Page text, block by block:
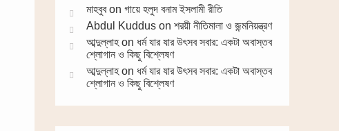
মাহবুবon গায়ে হলুদ বনাম ইসলামী রীতি
Abdul Kuddus on শরয়ী নীতিমালা ও জন্মনিয়ন্ত্রণ
আব্দুল্লাহon ধর্ম যার যার উৎসব সবার: একটা অবাস্তব
শ্লোগান ও কিছু বিশ্লেষণ
আব্দুল্লাহon ধর্ম যার যার উৎসব সবার: একটা অবাস্তব
শ্লোগান ও কিছু বিশ্লেষণ